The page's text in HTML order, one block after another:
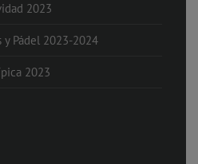
2023
y Pádel 2023-2024
2023